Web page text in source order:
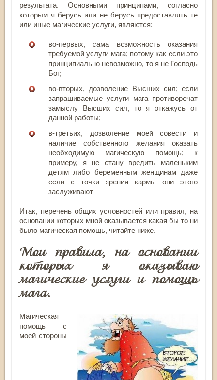
результата. Основными принципами, согласно
которым я берусь или не берусь предоставлять те
или иные магические услуги, являются:
во-первых, сама возможность оказания
требуемой услуги мага; потому как если это
принципиально невозможно, то я не Господь
Бог;
во-вторых, дозволение Высших сил; если
запрашиваемые услуги мага противоречат
замыслу Высших сил, то я откажусь от
данной работы;
в-третьих, дозволение моей совести и
наличие собственного желания оказать
необходимую магическую помощь; к
примеру, я не стану вредить маленьким
детям либо беременным женщинам даже
если с точки зрения кармы они этого
заслуживают.
Итак, перечень общих условностей или правил, на
основании которых мной оказывается какая бы то ни
было магическая помощь, читайте ниже.
Мои правила, на основании
которых я оказываю
магические услуги и помощь
мага.
Магическая
помощь с
моей стороны